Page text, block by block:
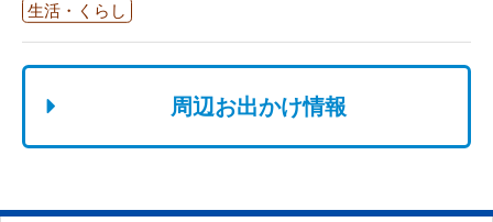
生活・くらし
周辺お出かけ情報